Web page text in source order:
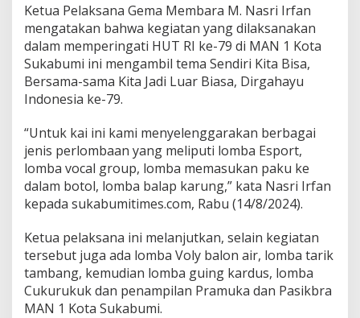
t
r
i
o
t
i
e
P
a
r
a
s
s
w
a
Ketua Pelaksana Gema Membara M. Nasri Irfan
mengatakan bahwa kegiatan yang dilaksanakan
dalam memperingati HUT RI ke-79 di MAN 1 Kota
Sukabumi ini mengambil tema Sendiri Kita Bisa,
Bersama-sama Kita Jadi Luar Biasa, Dirgahayu
Indonesia ke-79.
“Untuk kai ini kami menyelenggarakan berbagai
jenis perlombaan yang meliputi lomba Esport,
lomba vocal group, lomba memasukan paku ke
dalam botol, lomba balap karung,” kata Nasri Irfan
kepada sukabumitimes.com, Rabu (14/8/2024).
Ketua pelaksana ini melanjutkan, selain kegiatan
tersebut juga ada lomba Voly balon air, lomba tarik
tambang, kemudian lomba guing kardus, lomba
Cukurukuk dan penampilan Pramuka dan Pasikbra
MAN 1 Kota Sukabumi.